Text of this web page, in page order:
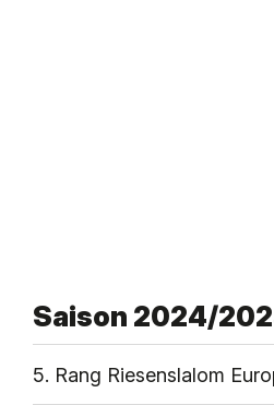
Saison 2024/
5. Rang Riesenslalom